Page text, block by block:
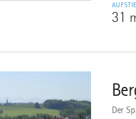
31
4
Der